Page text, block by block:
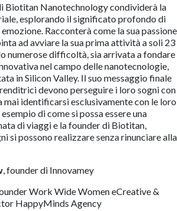
Biotitan Nanotechnology condividerà la
esplorando il significato profondo di
Racconterà come la sua passione
ad avviare la sua prima attività a soli 23
numerose difficoltà, sia arrivata a fondare
nel campo delle nanotecnologie,
in Silicon Valley. Il suo messaggio finale
devono perseguire i loro sogni con
mai identificarsi esclusivamente con le loro
di come si possa essere una
di viaggi e la founder di Biotitan,
si possono realizzare senza rinunciare alla
, founder di Innovamey
Work Wide Women eCreative &
HappyMinds Agency